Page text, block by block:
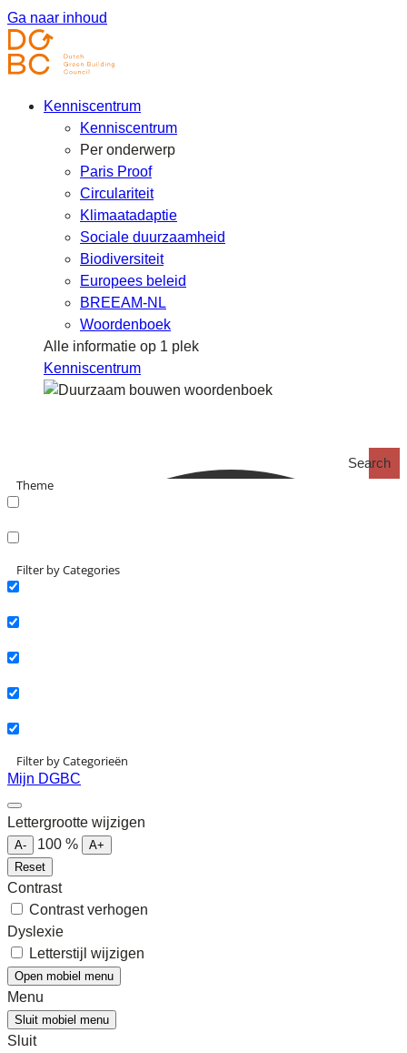
Ga naar inhoud
Kenniscentrum
Kenniscentrum
Per onderwerp
Paris Proof
Circulariteit
Klimaatadaptie
Sociale duurzaamheid
Biodiversiteit
Europees beleid
BREEAM-NL
Woordenboek
Alle informatie op 1 plek
Kenniscentrum
Search
Theme
Filter by Categories
Filter by Categorieën
Mijn DGBC
Lettergrootte wijzigen
A- 100 %
A+
Reset
Contrast
Contrast verhogen
Dyslexie
Letterstijl wijzigen
Open mobiel menu
Menu
Sluit mobiel menu
Sluit